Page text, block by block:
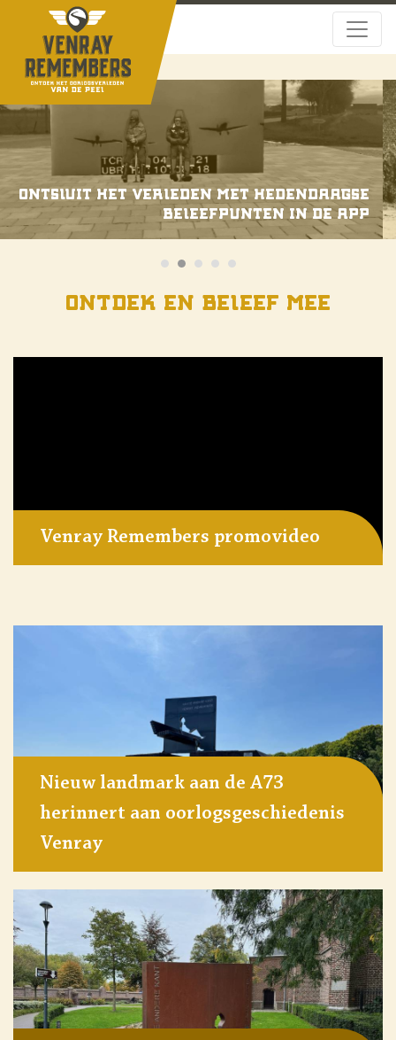
Ontdek de oorlogsverhalen van Venray
en omgeving
ontdek en beleef mee
Venray Remembers promovideo
Nieuw landmark aan de A73
herinnert aan oorlogsgeschiedenis
Venray